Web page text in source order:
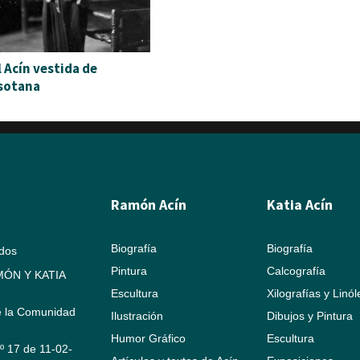
Acín vestida de
Y KATIA
la Comunidad
17 de 11-02-
Ramón Acín
Biografía
Pintura
Escultura
Ilustración
Humor Gráfico
Katia Acín
Biografía
Calcografía
Xilografías y
Dibujos y Pintura
Escultura